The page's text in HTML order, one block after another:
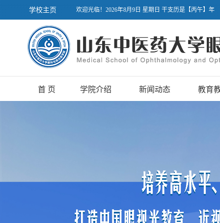
欢迎光临！2026年8月9日 星期日 干支历是【丙午】年
学校主页
首 页 学院介绍 新闻动态 教育